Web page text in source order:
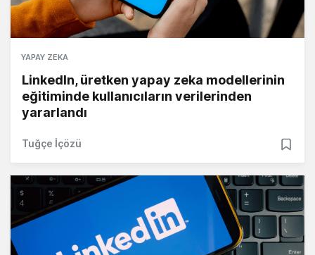
YAPAY ZEKA
LinkedIn, üretken yapay zeka modellerinin
eğitiminde kullanıcıların verilerinden
yararlandı
Tuğçe İçözü